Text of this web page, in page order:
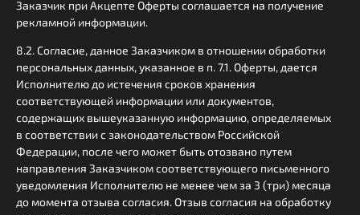
Заказчик при Акцепте Оферты соглашается на получение
рекламной информации.
8.2. Согласие, данное Заказчиком в отношении обработки
персональных данных, указанное в п. 7.1. Оферты, дается
Исполнителю до истечения сроков хранения
соответствующей информации или документов,
содержащих вышеуказанную информацию, определяемых
в соответствии с законодательством Российской
Федерации, после чего может быть отозвано путем
направления Заказчиком соответствующего письменного
уведомления Исполнителю не менее чем за 3 (три) месяца
до момента отзыва согласия. Отзыв согласия на обработку